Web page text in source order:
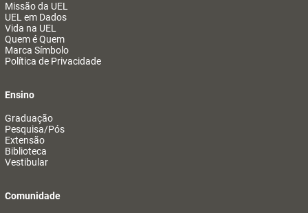
Missão da UEL
UEL em Dados
Vida na UEL
Quem é Quem
Marca Símbolo
Política de Privacidade
Ensino
Graduação
Pesquisa/Pós
Extensão
Biblioteca
Vestibular
Comunidade